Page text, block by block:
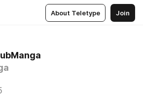
About Teletype Join